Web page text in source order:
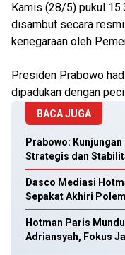
Kamis (28/5) pukul
disambut secara
kenegaraan oleh
Presiden Prabowo
dipadukan dengan
BACA JUGA
Prabowo:
Strategis dan
Dasco Mediasi
Sepakat Akhiri
Hotman Paris
Adriansyah, Fokus